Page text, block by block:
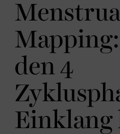
den 4
Einklang